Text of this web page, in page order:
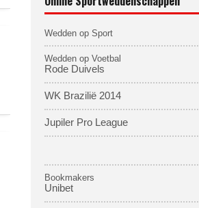
Wedden op Sport
Wedden op Voetbal
Rode Duivels
WK Brazilië 2014
Jupiler Pro League
Bookmakers
Unibet